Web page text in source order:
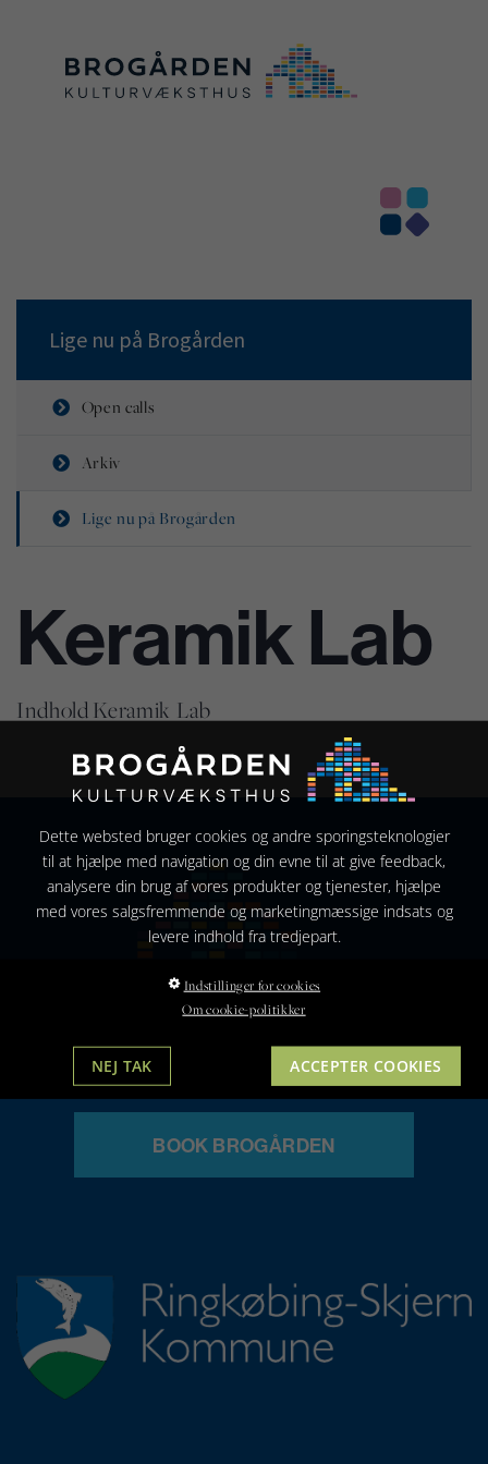
Lige nu på Brogården
Open calls
Arkiv
Lige nu på Brogården
Keramik Lab
Indhold Keramik Lab
BOOK BROGÅRDEN
Dette websted bruger cookies og andre sporingsteknologier
til at hjælpe med navigation og din evne til at give feedback,
analysere din brug af vores produkter og tjenester, hjælpe
med vores salgsfremmende og marketingmæssige indsats og
levere indhold fra tredjepart.
Indstillinger for cookies
Om cookie-politikker
NEJ TAK ACCEPTER COOKIES